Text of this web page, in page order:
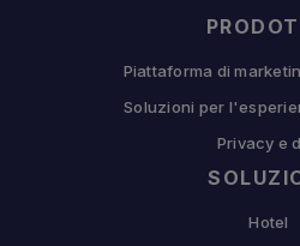
Piattaforma di
Soluzioni per
Privacy e
Hotel